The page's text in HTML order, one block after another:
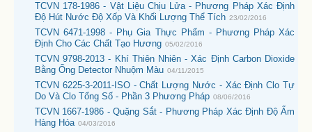
TCVN 178-1986 - Vật Liệu Chịu Lửa - Phương Pháp Xác Định
Độ Hút Nước Độ Xốp Và Khối Lượng Thể Tích 23/02/2016
TCVN 6471-1998 - Phụ Gia Thực Phẩm - Phương Pháp Xác
Định Cho Các Chất Tạo Hương 05/02/2016
TCVN 9798-2013 - Khí Thiên Nhiên - Xác Định Carbon Dioxide
Bằng Ống Detector Nhuộm Màu 04/11/2015
TCVN 6225-3-2011-ISO - Chất Lượng Nước - Xác Định Clo Tự
Do Và Clo Tổng Số - Phần 3 Phương Pháp 08/06/2016
TCVN 1667-1986 - Quặng Sắt - Phương Pháp Xác Định Độ Ẩm
Hàng Hóa 04/03/2016